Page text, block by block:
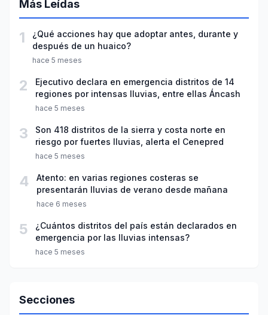
Más Leídas
1
¿Qué acciones hay que adoptar antes, durante y
después de un huaico?
hace 5 meses
2
Ejecutivo declara en emergencia distritos de 14
regiones por intensas lluvias, entre ellas Áncash
hace 5 meses
3
Son 418 distritos de la sierra y costa norte en
riesgo por fuertes lluvias, alerta el Cenepred
hace 5 meses
4
Atento: en varias regiones costeras se
presentarán lluvias de verano desde mañana
hace 6 meses
5
¿Cuántos distritos del país están declarados en
emergencia por las lluvias intensas?
hace 5 meses
Secciones